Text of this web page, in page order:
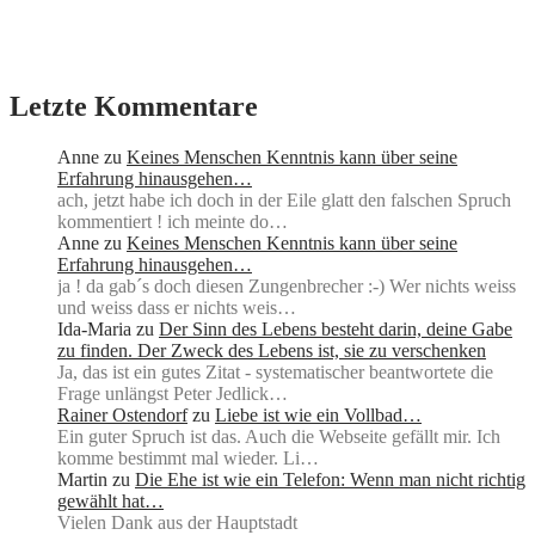
Letzte Kommentare
Anne zu Keines Menschen Kenntnis kann über seine
Erfahrung hinausgehen…
ach, jetzt habe ich doch in der Eile glatt den falschen Spruch
kommentiert ! ich meinte do…
Anne zu Keines Menschen Kenntnis kann über seine
Erfahrung hinausgehen…
ja ! da gab´s doch diesen Zungenbrecher :-) Wer nichts weiss
und weiss dass er nichts weis…
Ida-Maria zu Der Sinn des Lebens besteht darin, deine Gabe
zu finden. Der Zweck des Lebens ist, sie zu verschenken
Ja, das ist ein gutes Zitat - systematischer beantwortete die
Frage unlängst Peter Jedlick…
Rainer Ostendorf zu Liebe ist wie ein Vollbad…
Ein guter Spruch ist das. Auch die Webseite gefällt mir. Ich
komme bestimmt mal wieder. Li…
Martin zu Die Ehe ist wie ein Telefon: Wenn man nicht richtig
gewählt hat…
Vielen Dank aus der Hauptstadt